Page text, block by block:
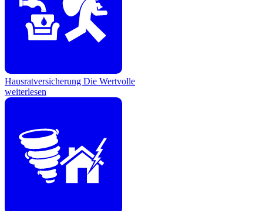
Hausratversicherung Die Wertvolle
weiterlesen